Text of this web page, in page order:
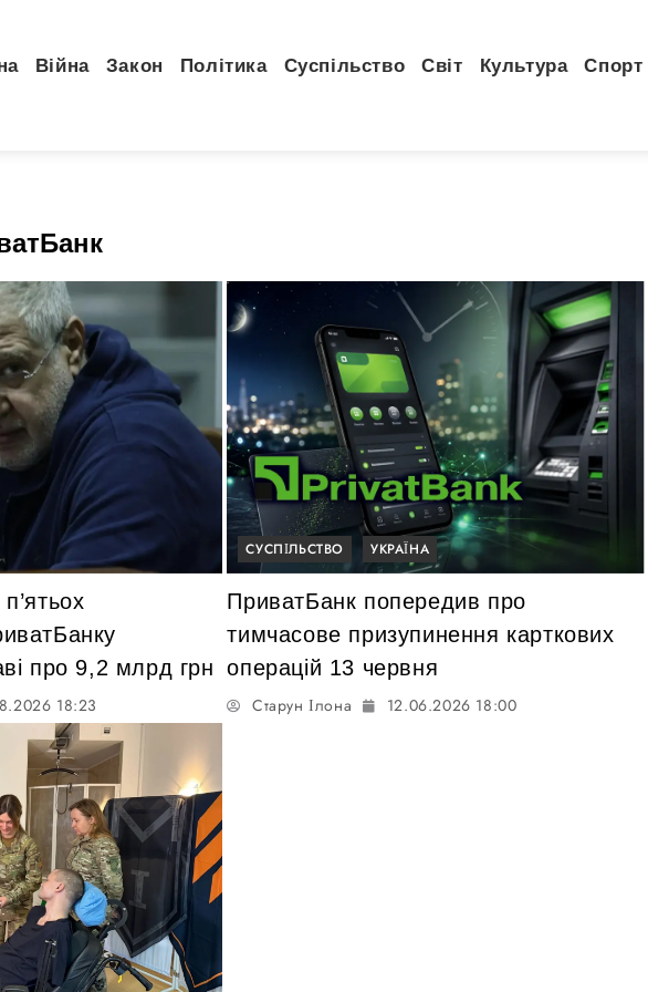
Війна Закон Політика Суспільство Світ Культура Спорт
про 9,2 млрд грн
18:23
СУСПІЛЬСТВО УКРАЇНА
ПриватБанк попередив про
тимчасове призупинення карткових
операцій 13 червня
Старун Ілона 12.06.2026 18:00